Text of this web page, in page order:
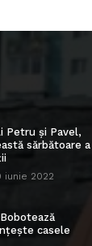
Petru și Pavel,
sărbătoare a
iunie 2022
casele